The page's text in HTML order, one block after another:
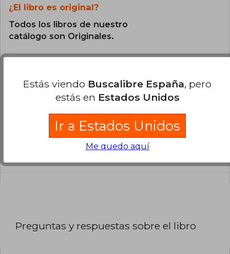
¿El libro es original?
Todos los libros de nuestro
catálogo son Originales.
El libro está escrito en Inglés.
¿Cuál es la encuadernación de este libro?
La encuadernación de esta edición es Tapa
Preguntas y respuestas sobre el libro
Estás viendo Buscalibre España, pero
estás en Estados Unidos
Ir a Estados Unidos
Me quedo aquí